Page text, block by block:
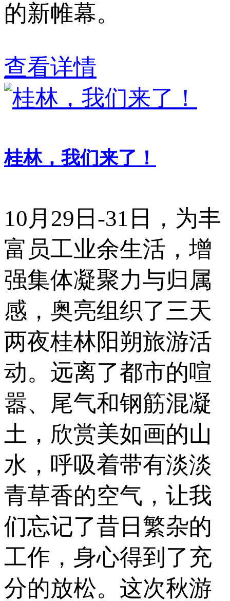
的新帷幕。
查看详情
桂林，我们来了！
10月29日-31日，为丰
富员工业余生活，增
强集体凝聚力与归属
感，奥亮组织了三天
两夜桂林阳朔旅游活
动。远离了都市的喧
嚣、尾气和钢筋混凝
土，欣赏美如画的山
水，呼吸着带有淡淡
青草香的空气，让我
们忘记了昔日繁杂的
工作，身心得到了充
分的放松。这次秋游